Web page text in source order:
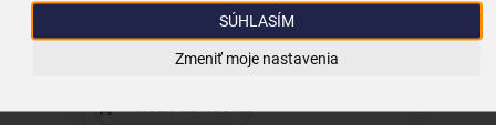
SÚHLASÍM
Zmeniť moje nastavenia